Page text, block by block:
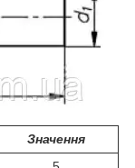
Значення